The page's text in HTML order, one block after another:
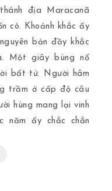
địa Maracanã
có. Khoảnh khắc ấy
bản đầy khắc
Một giây bùng nổ
bất tử. Người hâm
trầm ở cấp độ câu
hùng mang lại vinh
năm ấy chắc chắn